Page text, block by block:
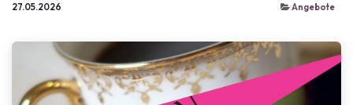
27.05.2026 Angebote